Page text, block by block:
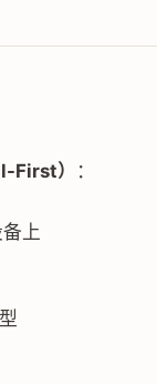
First） ：
上